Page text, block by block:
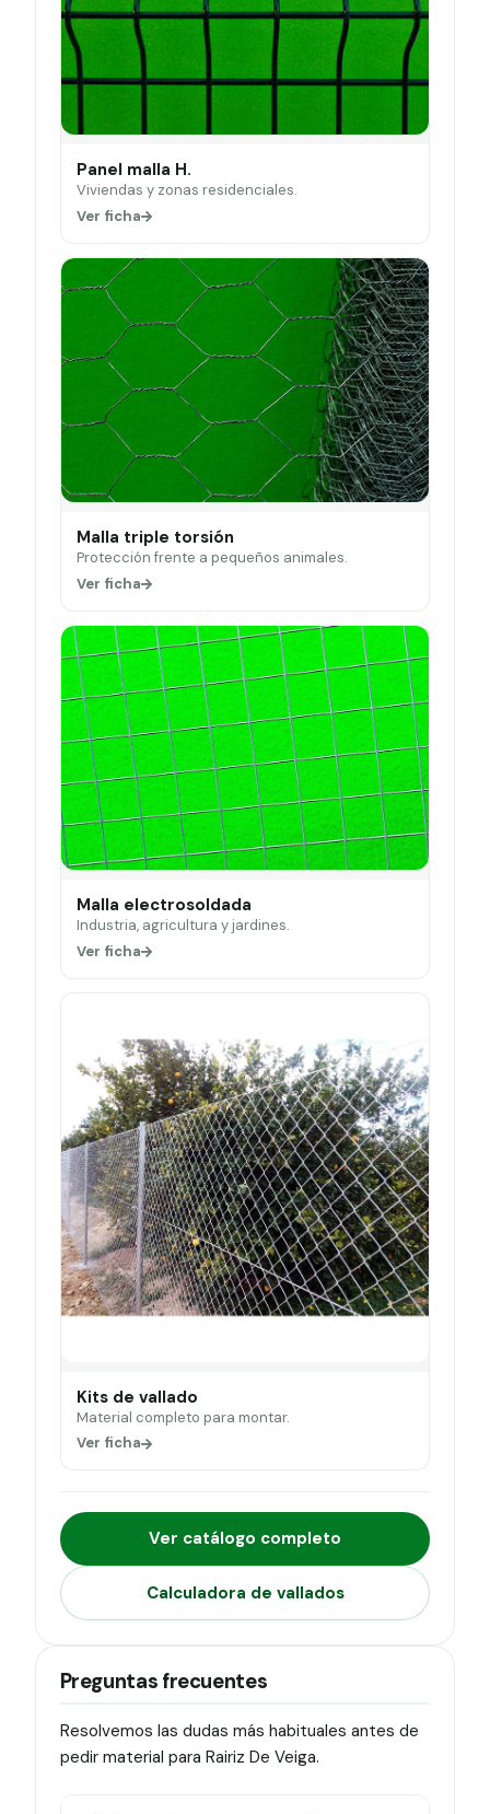
Panel malla H.
Viviendas y zonas residenciales.
Ver ficha
Malla triple torsión
Protección frente a pequeños animales.
Ver ficha
Malla electrosoldada
Industria, agricultura y jardines.
Ver ficha
Kits de vallado
Material completo para montar.
Ver ficha
Ver catálogo completo
Calculadora de vallados
Preguntas frecuentes
Resolvemos las dudas más habituales antes de
pedir material para Rairiz De Veiga.